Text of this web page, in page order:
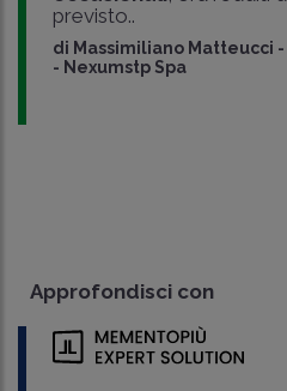
previsto..
di Massimiliano Matteucci -
- Nexumstp Spa
Approfondisci con